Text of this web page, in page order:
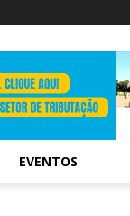
EVENTOS